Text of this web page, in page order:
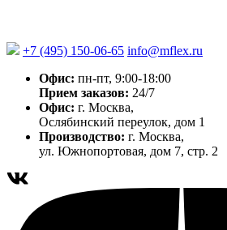
+7 (495) 150-06-65 info@mflex.ru
Офис: пн-пт, 9:00-18:00
Прием заказов: 24/7
Офис: г. Москва,
Ослябинский переулок, дом 1
Производство: г. Москва,
ул. Южнопортовая, дом 7, стр. 2